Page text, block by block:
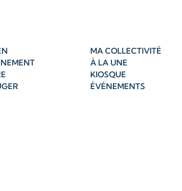
MA COLLECTIVITÉ
À LA UNE
KIOSQUE
ÉVÉNEMENTS